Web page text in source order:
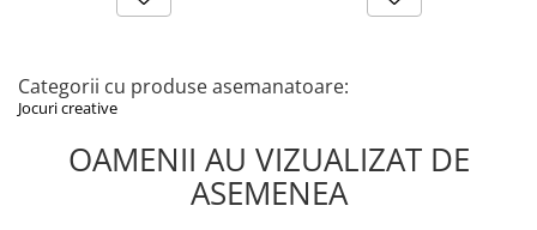
Instrucțiuni și ghid de pornire rapidă în limba română și
Pentru utilizare este necesar un dispozitiv mobil (telefon sau
tabletă) cu conexiune la internet, cameră foto spate de cel puțin 5
noi. Produsul nu include dispozitiv electronic.
Categorii cu produse asemanatoare:
Jocuri creative
OAMENII AU VIZUALIZAT DE
ASEMENEA